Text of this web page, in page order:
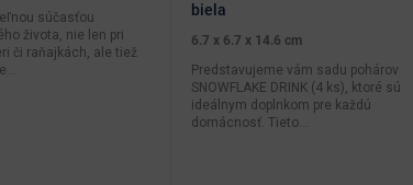
súčasťou
života, nie len pri
či raňajkách, ale tiež
biela
6.7 x 6.7 x 14.6 cm
Predstavujeme vám sadu pohárov
SNOWFLAKE DRINK (4 ks), ktoré sú
ideálnym doplnkom pre každú
domácnosť. Tieto...